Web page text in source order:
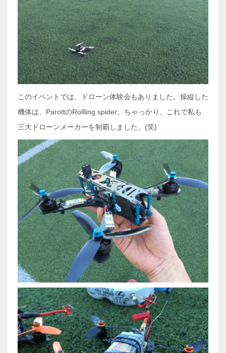
このイベントでは、ドローン体験会もありました。操縦した
機体は、ParottのRollling spider。ちゃっかり、これで私も
三大ドローンメーカーを制覇しました。(笑)